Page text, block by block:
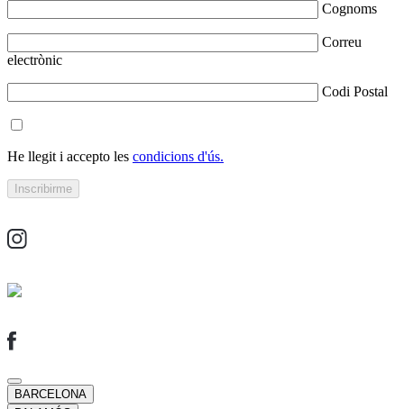
Cognoms
Correu
electrònic
Codi Postal
He llegit i accepto les condicions d'ús.
BARCELONA